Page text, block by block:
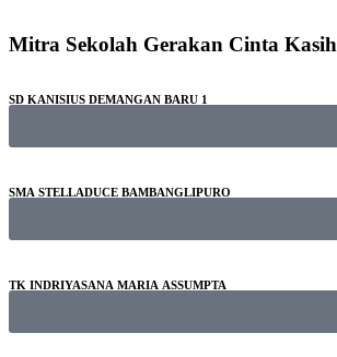
Mitra Sekolah Gerakan Cinta Kasih​
SD KANISIUS DEMANGAN BARU 1
SMA STELLADUCE BAMBANGLIPURO
TK INDRIYASANA MARIA ASSUMPTA